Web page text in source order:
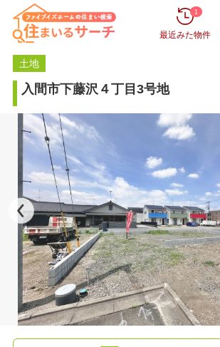
最近みた物件
1
土地
入間市下藤沢４丁目3号地